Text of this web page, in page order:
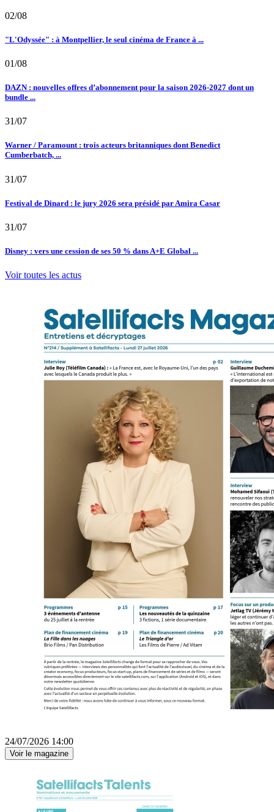
02/08
"L'Odyssée" : à Montpellier, le seul cinéma de France à ...
01/08
DAZN : nouvelles offres d’abonnement pour la saison 2026-2027 dont un
bundle ...
31/07
Warner / Paramount : trois acteurs britanniques dont Benedict
Cumberbatch, ...
31/07
Festival de Dinard : le jury 2026 sera présidé par Amira Casar
31/07
Disney : vers une cession de ses 50 % dans A+E Global ...
Voir toutes les actus
24/07/2026 14:00
Voir le magazine